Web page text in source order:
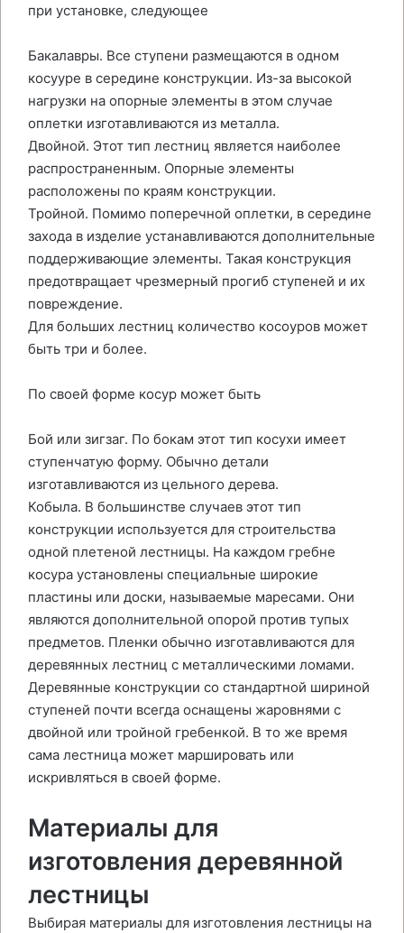
при установке, следующее
Бакалавры. Все ступени размещаются в одном
косууре в середине конструкции. Из-за высокой
нагрузки на опорные элементы в этом случае
оплетки изготавливаются из металла.
Двойной. Этот тип лестниц является наиболее
распространенным. Опорные элементы
расположены по краям конструкции.
Тройной. Помимо поперечной оплетки, в середине
захода в изделие устанавливаются дополнительные
поддерживающие элементы. Такая конструкция
предотвращает чрезмерный прогиб ступеней и их
повреждение.
Для больших лестниц количество косоуров может
быть три и более.
По своей форме косур может быть
Бой или зигзаг. По бокам этот тип косухи имеет
ступенчатую форму. Обычно детали
изготавливаются из цельного дерева.
Кобыла. В большинстве случаев этот тип
конструкции используется для строительства
одной плетеной лестницы. На каждом гребне
косура установлены специальные широкие
пластины или доски, называемые маресами. Они
являются дополнительной опорой против тупых
предметов. Пленки обычно изготавливаются для
деревянных лестниц с металлическими ломами.
Деревянные конструкции со стандартной шириной
ступеней почти всегда оснащены жаровнями с
двойной или тройной гребенкой. В то же время
сама лестница может маршировать или
искривляться в своей форме.
Материалы для
изготовления деревянной
лестницы
Выбирая материалы для изготовления лестницы на